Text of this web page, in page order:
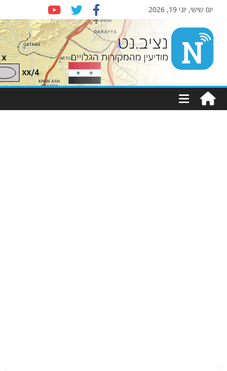
יום שישי, יוני 19, 2026
Nziv.net
מודיעין
מהמקורות